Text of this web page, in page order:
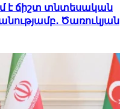
է ճիշտ տնտեսական
Ծառուկյան